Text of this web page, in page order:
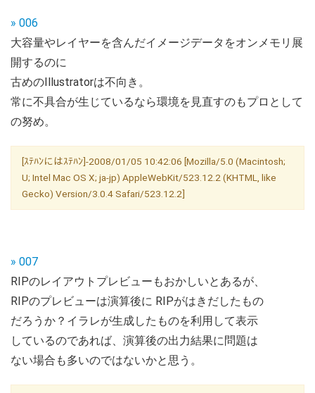
» 006
大容量やレイヤーを含んだイメージデータをオンメモリ展
開するのに
古めのIllustratorは不向き。
常に不具合が生じているなら環境を見直すのもプロとして
の努め。
[ｽﾃﾊﾝにはｽﾃﾊﾝ]-2008/01/05 10:42:06 [Mozilla/5.0 (Macintosh;
U; Intel Mac OS X; ja-jp) AppleWebKit/523.12.2 (KHTML, like
Gecko) Version/3.0.4 Safari/523.12.2]
» 007
RIPのレイアウトプレビューもおかしいとあるが、
RIPのプレビューは演算後に RIPがはきだしたもの
だろうか？イラレが生成したものを利用して表示
しているのであれば、演算後の出力結果に問題は
ない場合も多いのではないかと思う。